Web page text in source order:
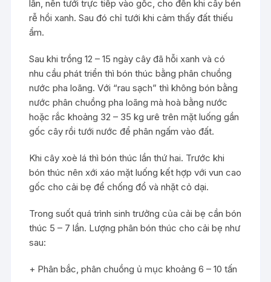
lần, nên tưới trực tiếp vào gốc, cho đến khi cây bén
rễ hồi xanh. Sau đó chỉ tưới khi cảm thấy đất thiếu
ẩm.
Sau khi trồng 12 – 15 ngày cây đã hỗi xanh và có
nhu cầu phát triển thì bón thúc bằng phân chuồng
nước pha loãng. Với “rau sạch” thì không bón bằng
nước phân chuồng pha loãng mà hoà bằng nước
hoặc rắc khoảng 32 – 35 kg urê trên mặt luống gần
gốc cây rồi tưới nước để phân ngấm vào đất.
Khi cây xoè lá thì bón thúc lần thứ hai. Trước khi
bón thúc nên xới xáo mặt luống kết hợp với vun cao
gốc cho cải bẹ để chống đổ và nhặt cỏ dại.
Trong suốt quá trình sinh trưởng của cải bẹ cần bón
thúc 5 – 7 lần. Lượng phân bón thúc cho cải bẹ như
sau:
+ Phân bắc, phân chuồng ủ mục khoảng 6 – 10 tấn